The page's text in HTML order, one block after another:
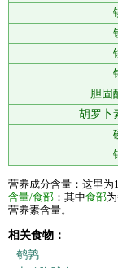
胆固
胡罗卜
营养成分含量：这里为
含量/食部 ：其中食部
营养素含量。
相关食物：
鹌鹑